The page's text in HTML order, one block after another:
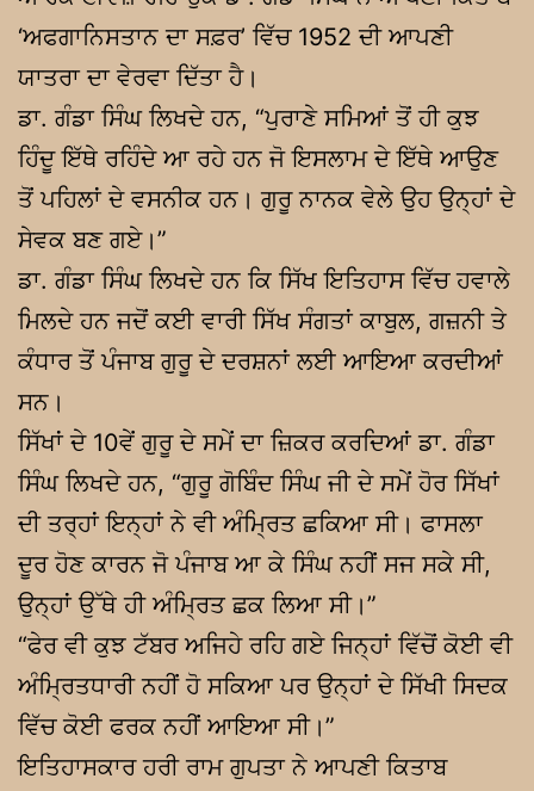
‘ਅਫਗਾਨਿਸਤਾਨ ਦਾ ਸਫ਼ਰ’ ਵਿੱਚ 1952 ਦੀ ਆਪਣੀ
ਯਾਤਰਾ ਦਾ ਵੇਰਵਾ ਦਿੱਤਾ ਹੈ।
ਡਾ. ਗੰਡਾ ਸਿੰਘ ਲਿਖਦੇ ਹਨ, “ਪੁਰਾਣੇ ਸਮਿਆਂ ਤੋਂ ਹੀ ਕੁਝ
ਹਿੰਦੂ ਇੱਥੇ ਰਹਿੰਦੇ ਆ ਰਹੇ ਹਨ ਜੋ ਇਸਲਾਮ ਦੇ ਇੱਥੇ ਆਉਣ
ਤੋਂ ਪਹਿਲਾਂ ਦੇ ਵਸਨੀਕ ਹਨ। ਗੁਰੂ ਨਾਨਕ ਵੇਲੇ ਉਹ ਉਨ੍ਹਾਂ ਦੇ
ਸੇਵਕ ਬਣ ਗਏ।”
ਡਾ. ਗੰਡਾ ਸਿੰਘ ਲਿਖਦੇ ਹਨ ਕਿ ਸਿੱਖ ਇਤਿਹਾਸ ਵਿੱਚ ਹਵਾਲੇ
ਮਿਲਦੇ ਹਨ ਜਦੋਂ ਕਈ ਵਾਰੀ ਸਿੱਖ ਸੰਗਤਾਂ ਕਾਬੁਲ, ਗਜ਼ਨੀ ਤੇ
ਕੰਧਾਰ ਤੋਂ ਪੰਜਾਬ ਗੁਰੂ ਦੇ ਦਰਸ਼ਨਾਂ ਲਈ ਆਇਆ ਕਰਦੀਆਂ
ਸਨ।
ਸਿੱਖਾਂ ਦੇ 10ਵੇਂ ਗੁਰੂ ਦੇ ਸਮੇਂ ਦਾ ਜ਼ਿਕਰ ਕਰਦਿਆਂ ਡਾ. ਗੰਡਾ
ਸਿੰਘ ਲਿਖਦੇ ਹਨ, “ਗੁਰੂ ਗੋਬਿੰਦ ਸਿੰਘ ਜੀ ਦੇ ਸਮੇਂ ਹੋਰ ਸਿੱਖਾਂ
ਦੀ ਤਰ੍ਹਾਂ ਇਨ੍ਹਾਂ ਨੇ ਵੀ ਅੰਮ੍ਰਿਤ ਛਕਿਆ ਸੀ। ਫਾਸਲਾ
ਦੂਰ ਹੋਣ ਕਾਰਨ ਜੋ ਪੰਜਾਬ ਆ ਕੇ ਸਿੰਘ ਨਹੀਂ ਸਜ ਸਕੇ ਸੀ,
ਉਨ੍ਹਾਂ ਉੱਥੇ ਹੀ ਅੰਮ੍ਰਿਤ ਛਕ ਲਿਆ ਸੀ।”
“ਫੇਰ ਵੀ ਕੁਝ ਟੱਬਰ ਅਜਿਹੇ ਰਹਿ ਗਏ ਜਿਨ੍ਹਾਂ ਵਿੱਚੋਂ ਕੋਈ ਵੀ
ਅੰਮ੍ਰਿਤਧਾਰੀ ਨਹੀਂ ਹੋ ਸਕਿਆ ਪਰ ਉਨ੍ਹਾਂ ਦੇ ਸਿੱਖੀ ਸਿਦਕ
ਵਿੱਚ ਕੋਈ ਫਰਕ ਨਹੀਂ ਆਇਆ ਸੀ।”
ਇਤਿਹਾਸਕਾਰ ਹਰੀ ਰਾਮ ਗੁਪਤਾ ਨੇ ਆਪਣੀ ਕਿਤਾਬ